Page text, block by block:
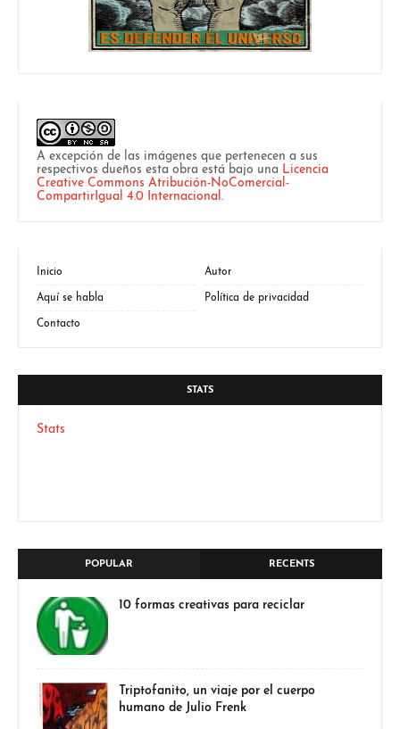
A excepción de las imágenes que pertenecen a sus
respectivos dueños esta obra está bajo una Licencia
Creative Commons Atribución-NoComercial-
CompartirIgual 4.0 Internacional.
Inicio Autor
Aquí se habla Política de privacidad
Contacto
STATS
Stats
POPULAR RECENTS
10 formas creativas para reciclar
Triptofanito, un viaje por el cuerpo
humano de Julio Frenk